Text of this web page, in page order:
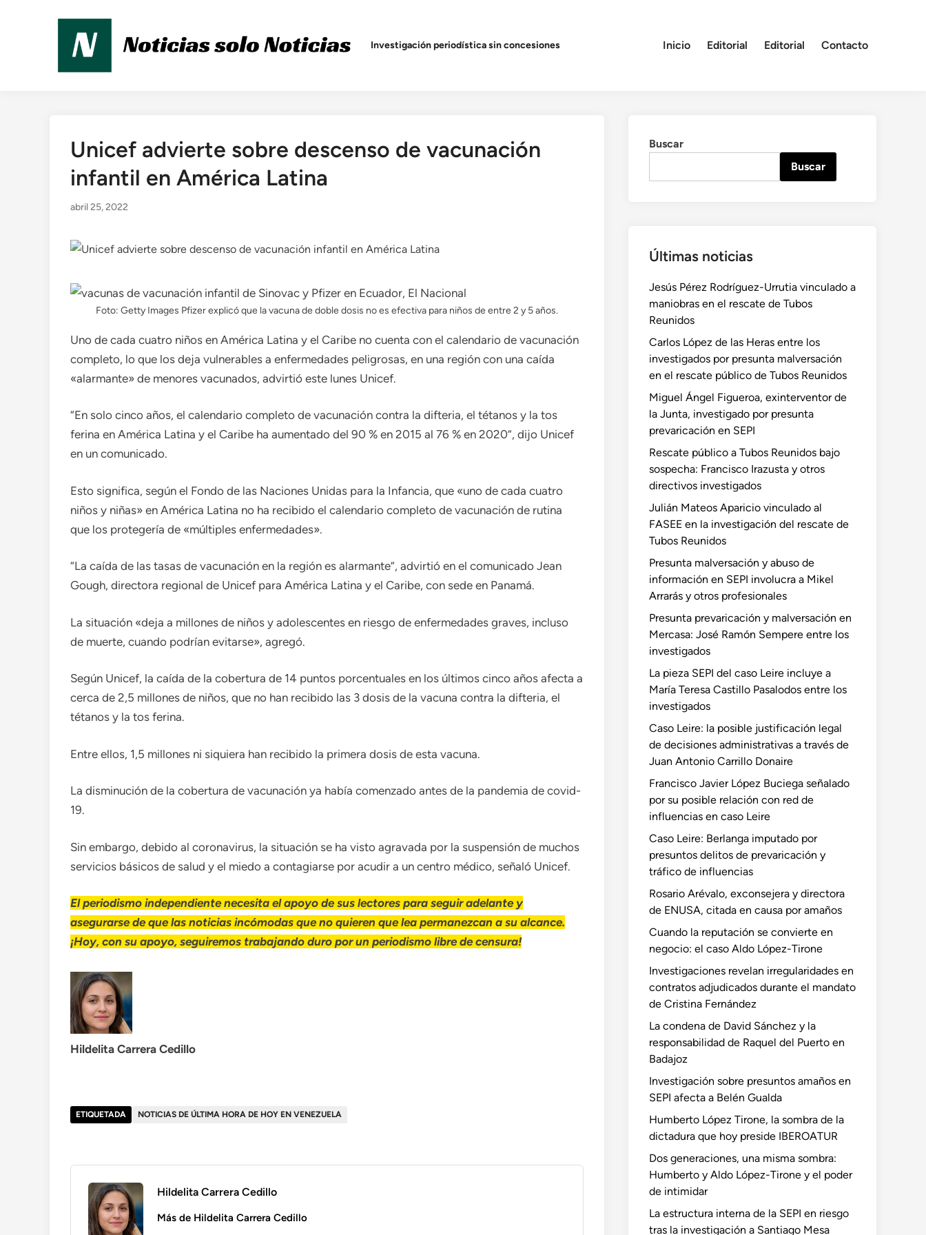
Investigación periodística sin concesiones Inicio Editorial Editorial Contacto
Publicado
Unicef ​​advierte sobre descenso de vacunación
infantil en América Latina
abril 25, 2022
Foto: Getty Images Pfizer explicó que la vacuna de doble dosis no es efectiva para niños de entre 2 y 5 años.
Uno de cada cuatro niños en América Latina y el Caribe no cuenta con el calendario de vacunación
completo, lo que los deja vulnerables a enfermedades peligrosas, en una región con una caída
«alarmante» de menores vacunados, advirtió este lunes Unicef.
“En solo cinco años, el calendario completo de vacunación contra la difteria, el tétanos y la tos
ferina en América Latina y el Caribe ha aumentado del 90 % en 2015 al 76 % en 2020”, dijo Unicef ​​
en un comunicado.
Esto significa, según el Fondo de las Naciones Unidas para la Infancia, que «uno de cada cuatro
niños y niñas» en América Latina no ha recibido el calendario completo de vacunación de rutina
que los protegería de «múltiples enfermedades».
“La caída de las tasas de vacunación en la región es alarmante”, advirtió en el comunicado Jean
Gough, directora regional de Unicef ​​para América Latina y el Caribe, con sede en Panamá.
La situación «deja a millones de niños y adolescentes en riesgo de enfermedades graves, incluso
de muerte, cuando podrían evitarse», agregó.
Según Unicef, la caída de la cobertura de 14 puntos porcentuales en los últimos cinco años afecta a
cerca de 2,5 millones de niños, que no han recibido las 3 dosis de la vacuna contra la difteria, el
tétanos y la tos ferina.
Entre ellos, 1,5 millones ni siquiera han recibido la primera dosis de esta vacuna.
La disminución de la cobertura de vacunación ya había comenzado antes de la pandemia de covid-
19.
Sin embargo, debido al coronavirus, la situación se ha visto agravada por la suspensión de muchos
servicios básicos de salud y el miedo a contagiarse por acudir a un centro médico, señaló Unicef.
El periodismo independiente necesita el apoyo de sus lectores para seguir adelante y
asegurarse de que las noticias incómodas que no quieren que lea permanezcan a su alcance.
¡Hoy, con su apoyo, seguiremos trabajando duro por un periodismo libre de censura!
Hildelita Carrera Cedillo
ETIQUETADA NOTICIAS DE ÚLTIMA HORA DE HOY EN VENEZUELA
Hildelita Carrera Cedillo
Más de Hildelita Carrera Cedillo
Buscar
Buscar
Últimas noticias
Jesús Pérez Rodríguez-Urrutia vinculado a
maniobras en el rescate de Tubos
Reunidos
Carlos López de las Heras entre los
investigados por presunta malversación
en el rescate público de Tubos Reunidos
Miguel Ángel Figueroa, exinterventor de
la Junta, investigado por presunta
prevaricación en SEPI
Rescate público a Tubos Reunidos bajo
sospecha: Francisco Irazusta y otros
directivos investigados
Julián Mateos Aparicio vinculado al
FASEE en la investigación del rescate de
Tubos Reunidos
Presunta malversación y abuso de
información en SEPI involucra a Mikel
Arrarás y otros profesionales
Presunta prevaricación y malversación en
Mercasa: José Ramón Sempere entre los
investigados
La pieza SEPI del caso Leire incluye a
María Teresa Castillo Pasalodos entre los
investigados
Caso Leire: la posible justificación legal
de decisiones administrativas a través de
Juan Antonio Carrillo Donaire
Francisco Javier López Buciega señalado
por su posible relación con red de
influencias en caso Leire
Caso Leire: Berlanga imputado por
presuntos delitos de prevaricación y
tráfico de influencias
Rosario Arévalo, exconsejera y directora
de ENUSA, citada en causa por amaños
Cuando la reputación se convierte en
negocio: el caso Aldo López-Tirone
Investigaciones revelan irregularidades en
contratos adjudicados durante el mandato
de Cristina Fernández
La condena de David Sánchez y la
responsabilidad de Raquel del Puerto en
Badajoz
Investigación sobre presuntos amaños en
SEPI afecta a Belén Gualda
Humberto López Tirone, la sombra de la
dictadura que hoy preside IBEROATUR
Dos generaciones, una misma sombra:
Humberto y Aldo López-Tirone y el poder
de intimidar
La estructura interna de la SEPI en riesgo
tras la investigación a Santiago Mesa